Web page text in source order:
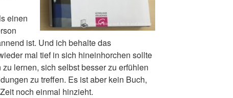
einen
ist. Und ich behalte das
mal tief in sich hineinhorchen sollte
lernen, sich selbst besser zu erfühlen
zu treffen. Es ist aber kein Buch,
noch einmal hinzieht.